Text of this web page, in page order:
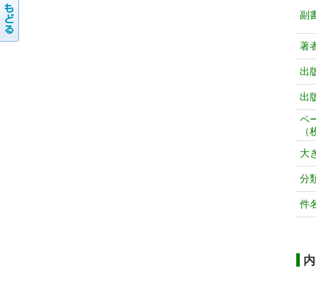
副
著
出
出
（
大
分
件